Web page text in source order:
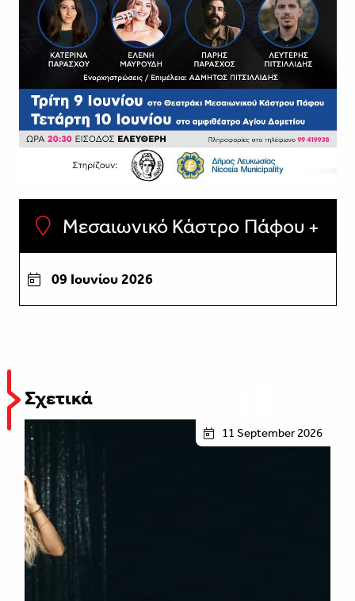
Μεσαιωνικό Κάστρο Πάφου
09 Ιουνίου 2026
Σχετικά
11 September 2026